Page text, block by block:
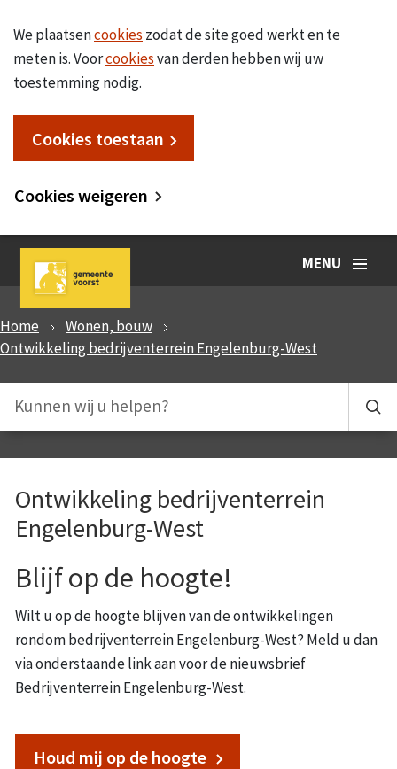
We plaatsencookies zodat de site goed werkt en te
meten is. Voorcookiesvan derden hebben wij uw
toestemming nodig.
Cookies toestaan
Cookies weigeren
MENU
Home
Wonen, bouw
Ontwikkeling bedrijventerrein Engelenburg-West
Ontwikkeling bedrijventerrein
Engelenburg-West
Blijf op de hoogte!
Wilt u op de hoogte blijven van de ontwikkelingen
rondom bedrijventerrein Engelenburg-West? Meld u dan
via onderstaande link aan voor de nieuwsbrief
Bedrijventerrein Engelenburg-West.
Houd mij op de hoogte